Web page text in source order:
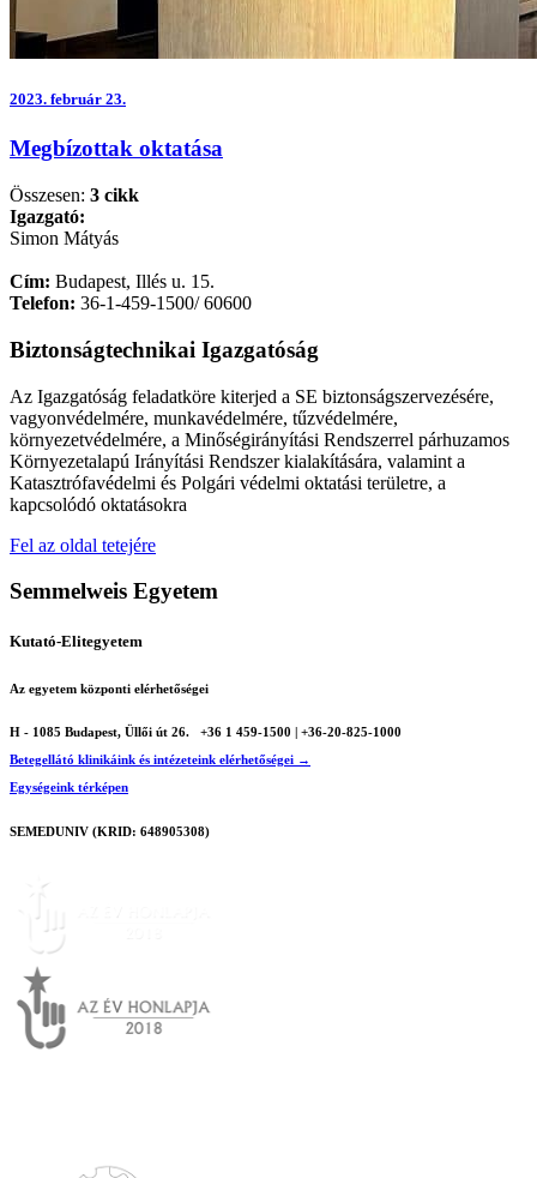
2023. február 23.
Megbízottak oktatása
Összesen: 3 cikk
Igazgató:
Simon Mátyás
Cím: Budapest, Illés u. 15.
Telefon: 36-1-459-1500/ 60600
Biztonságtechnikai Igazgatóság
Az Igazgatóság feladatköre kiterjed a SE biztonságszervezésére,
vagyonvédelmére, munkavédelmére, tűzvédelmére,
környezetvédelmére, a Minőségirányítási Rendszerrel párhuzamos
Környezetalapú Irányítási Rendszer kialakítására, valamint a
Katasztrófavédelmi és Polgári védelmi oktatási területre, a
kapcsolódó oktatásokra
Fel az oldal tetejére
Semmelweis Egyetem
Kutató-Elitegyetem
Az egyetem központi elérhetőségei
H - 1085 Budapest, Üllői út 26.
+36 1 459-1500 | +36-20-825-1000
Betegellátó klinikáink és intézeteink elérhetőségei →
Egységeink térképen
SEMEDUNIV (KRID: 648905308)